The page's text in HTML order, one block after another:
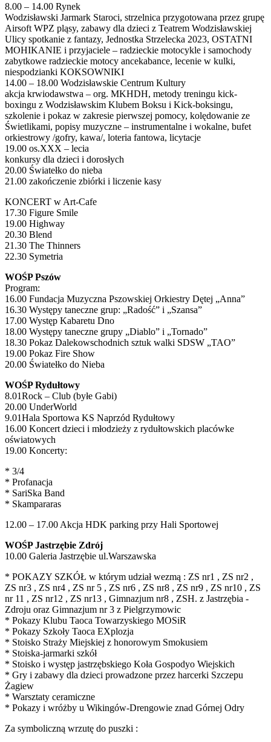
8.00 – 14.00 Rynek
Wodzisławski Jarmark Staroci, strzelnica przygotowana przez grupę
Airsoft WPZ pląsy, zabawy dla dzieci z Teatrem Wodzisławskiej
Ulicy spotkanie z fantazy, Jednostka Strzelecka 2023, OSTATNI
MOHIKANIE i przyjaciele – radzieckie motocykle i samochody
zabytkowe radzieckie motocy ancekabance, lecenie w kulki,
niespodzianki KOKSOWNIKI
14.00 – 18.00 Wodzisławskie Centrum Kultury
akcja krwiodawstwa – org. MKHDH, metody treningu kick-
boxingu z Wodzisławskim Klubem Boksu i Kick-boksingu,
szkolenie i pokaz w zakresie pierwszej pomocy, kolędowanie ze
Świetlikami, popisy muzyczne – instrumentalne i wokalne, bufet
orkiestrowy /gofry, kawa/, loteria fantowa, licytacje
19.00 os.XXX – lecia
konkursy dla dzieci i dorosłych
20.00 Światełko do nieba
21.00 zakończenie zbiórki i liczenie kasy
KONCERT w Art-Cafe
17.30 Figure Smile
19.00 Highway
20.30 Blend
21.30 The Thinners
22.30 Symetria
WOŚP Pszów
Program:
16.00 Fundacja Muzyczna Pszowskiej Orkiestry Dętej „Anna”
16.30 Występy taneczne grup: „Radość” i „Szansa”
17.00 Występ Kabaretu Dno
18.00 Występy taneczne grupy „Diablo” i „Tornado”
18.30 Pokaz Dalekowschodnich sztuk walki SDSW „TAO”
19.00 Pokaz Fire Show
20.00 Światełko do Nieba
WOŚP Rydułtowy
8.01Rock – Club (byłe Gabi)
20.00 UnderWorld
9.01Hala Sportowa KS Naprzód Rydułtowy
16.00 Koncert dzieci i młodzieży z rydułtowskich placówke
oświatowych
19.00 Koncerty:
* 3/4
* Profanacja
* SariSka Band
* Skampararas
12.00 – 17.00 Akcja HDK parking przy Hali Sportowej
WOŚP Jastrzębie Zdrój
10.00 Galeria Jastrzębie ul.Warszawska
* POKAZY SZKÓŁ w którym udział wezmą : ZS nr1 , ZS nr2 ,
ZS nr3 , ZS nr4 , ZS nr 5 , ZS nr6 , ZS nr8 , ZS nr9 , ZS nr10 , ZS
nr 11 , ZS nr12 , ZS nr13 , Gimnazjum nr8 , ZSH. z Jastrzębia -
Zdroju oraz Gimnazjum nr 3 z Pielgrzymowic
* Pokazy Klubu Taoca Towarzyskiego MOSiR
* Pokazy Szkoły Taoca EXplozja
* Stoisko Straży Miejskiej z honorowym Smokusiem
* Stoiska-jarmarki szkół
* Stoisko i występ jastrzębskiego Koła Gospodyo Wiejskich
* Gry i zabawy dla dzieci prowadzone przez harcerki Szczepu
Żagiew
* Warsztaty ceramiczne
* Pokazy i wróżby u Wikingów-Drengowie znad Górnej Odry
Za symboliczną wrzutę do puszki :